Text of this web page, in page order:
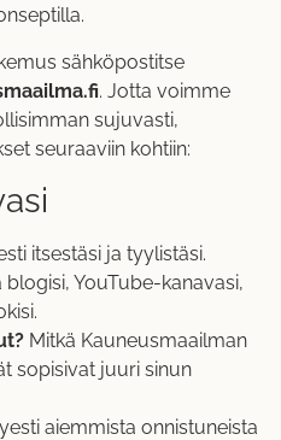
sähköpostitse
. Jotta voimme
sujuvasti,
seuraaviin kohtiin:
itsestäsi ja tyylistäsi.
blogisi, YouTube-kanavasi,
Mitkä Kauneusmaailman
sopisivat juuri sinun
aiemmista onnistuneista